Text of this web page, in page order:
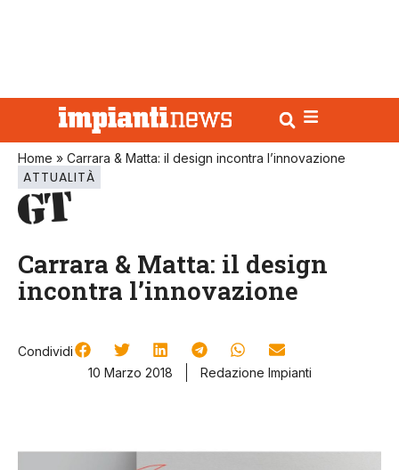
Home » Carrara & Matta: il design incontra l’innovazione
ATTUALITÀ
Carrara & Matta: il design
incontra l’innovazione
Condividi
10 Marzo 2018
Redazione Impianti